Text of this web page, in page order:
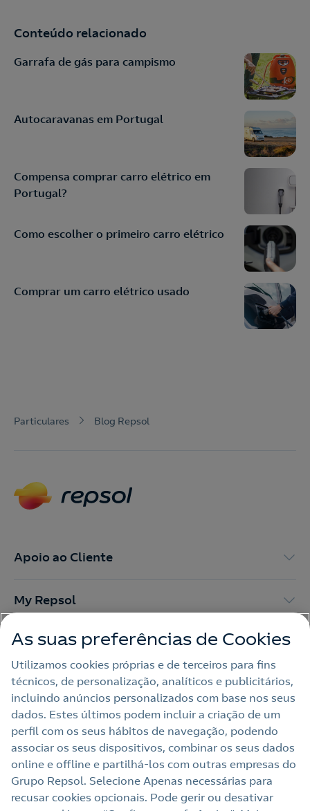
Conteúdo relacionado
Garrafa de gás para campismo
Autocaravanas em Portugal
Compensa comprar carro elétrico em
Portugal?
Como escolher o primeiro carro elétrico
Comprar um carro elétrico usado
Particulares Blog Repsol
Apoio ao Cliente
My Repsol
Outras Energias
Links Úteis
Nota legal
Política de privacidade
Política de cookies
As suas preferências de Cookies
Utilizamos cookies próprias e de terceiros para fins
técnicos, de personalização, analíticos e publicitários,
incluindo anúncios personalizados com base nos seus
dados. Estes últimos podem incluir a criação de um
perfil com os seus hábitos de navegação, podendo
associar os seus dispositivos, combinar os seus dados
online e offline e partilhá‑los com outras empresas do
Grupo Repsol. Selecione Apenas necessárias para
recusar cookies opcionais. Pode gerir ou desativar